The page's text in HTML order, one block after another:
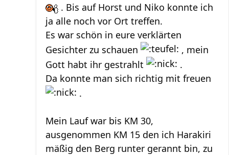
. Bis auf Horst und Niko konnte ich
ja alle noch vor Ort treffen.
Es war schön in eure verklärten
Gesichter zu schauen
, mein
Gott habt ihr gestrahlt
.
Da konnte man sich richtig mit freuen
.
Mein Lauf war bis KM 30,
ausgenommen KM 15 den ich Harakiri
mäßig den Berg runter gerannt bin, zu